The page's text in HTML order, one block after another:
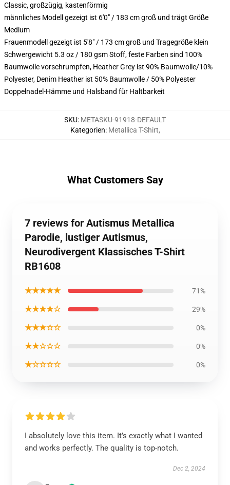
Classic, großzügig, kastenförmig
männliches Modell gezeigt ist 6'0" / 183 cm groß und trägt Größe
Medium
Frauenmodell gezeigt ist 5'8" / 173 cm groß und Tragegröße klein
Schwergewicht 5.3 oz / 180 gsm Stoff, feste Farben sind 100%
Baumwolle vorschrumpfen, Heather Grey ist 90% Baumwolle/10%
Polyester, Denim Heather ist 50% Baumwolle / 50% Polyester
Doppelnadel-Hämme und Halsband für Haltbarkeit
SKU: METASKU-91918-DEFAULT
Kategorien: Metallica T-Shirt,
What Customers Say
7 reviews for Autismus Metallica
Parodie, lustiger Autismus,
Neurodivergent Klassisches T-Shirt
RB1608
★★★★★ 71%
★★★★☆ 29%
★★★☆☆ 0%
★★☆☆☆ 0%
★☆☆☆☆ 0%
I absolutely love this item. It’s exactly what I wanted
and works perfectly. The quality is top-notch.
Dec 2, 2024